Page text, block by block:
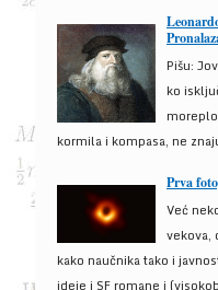
Pišu:
ko
kormila i kompasa, ne
Prva
Već
vekova,
kako naučnika tako i